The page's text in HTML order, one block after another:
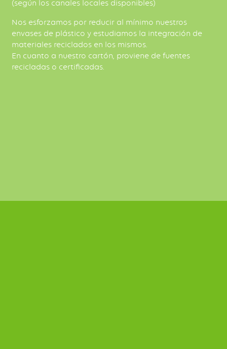
(según los canales locales disponibles)
Nos esforzamos por reducir al mínimo nuestros
envases de plástico y estudiamos la integración de
materiales reciclados en los mismos.
En cuanto a nuestro cartón, proviene de fuentes
recicladas o certificadas.